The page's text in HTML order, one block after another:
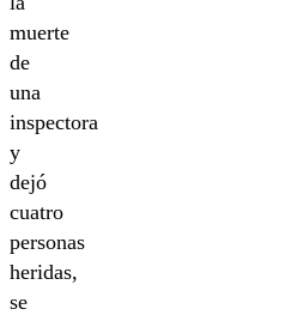
muerte
de
una
inspectora
y
dejó
cuatro
personas
heridas,
se